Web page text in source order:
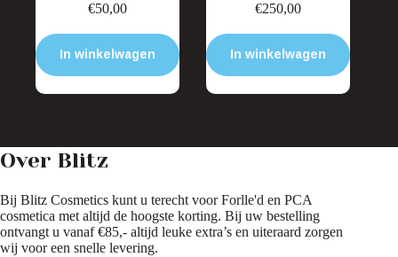
€50,00
In winkelwagen
€250,00
In winkelwagen
Over Blitz
Bij Blitz Cosmetics kunt u terecht voor Forlle'd en PCA
cosmetica met altijd de hoogste korting. Bij uw bestelling
ontvangt u vanaf €85,- altijd leuke extra’s en uiteraard zorgen
wij voor een snelle levering.